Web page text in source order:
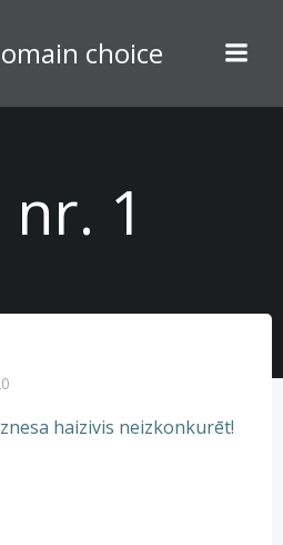
contentchoice
nr. 1
haizivis neizkonkurēt!